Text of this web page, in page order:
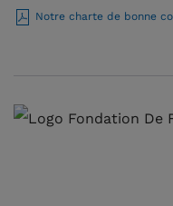
Notre charte de bonne